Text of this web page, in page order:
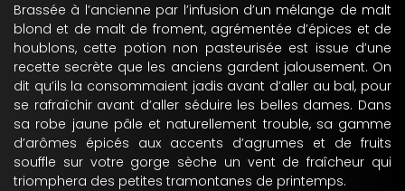
Brassée à l’ancienne par l’infusion d’un mélange de malt
blond et de malt de froment, agrémentée d’épices et de
houblons, cette potion non pasteurisée est issue d’une
recette secrète que les anciens gardent jalousement. On
dit qu’ils la consommaient jadis avant d’aller au bal, pour
se rafraîchir avant d’aller séduire les belles dames. Dans
sa robe jaune pâle et naturellement trouble, sa gamme
d’arômes épicés aux accents d’agrumes et de fruits
souffle sur votre gorge sèche un vent de fraîcheur qui
triomphera des petites tramontanes de printemps.